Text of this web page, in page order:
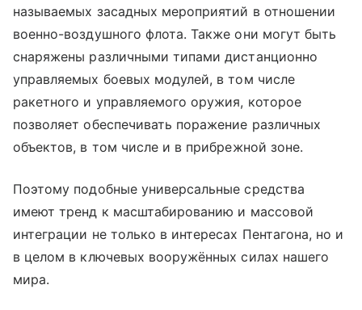
называемых засадных мероприятий в отношении
военно-воздушного флота. Также они могут быть
снаряжены различными типами дистанционно
управляемых боевых модулей, в том числе
ракетного и управляемого оружия, которое
позволяет обеспечивать поражение различных
объектов, в том числе и в прибрежной зоне.
Поэтому подобные универсальные средства
имеют тренд к масштабированию и массовой
интеграции не только в интересах Пентагона, но и
в целом в ключевых вооружённых силах нашего
мира.